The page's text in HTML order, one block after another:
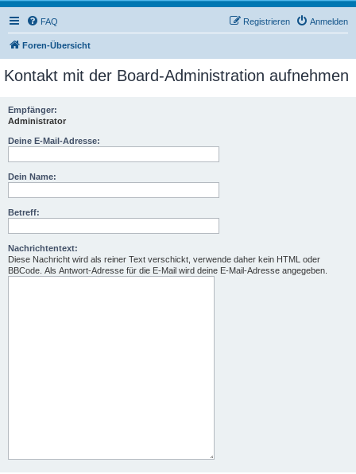
FAQ Anmelden
Registrieren
Foren-Übersicht
Kontakt mit der Board-Administration aufnehmen
Empfänger:
Administrator
Deine E-Mail-Adresse:
Dein Name:
Betreff:
Nachrichtentext:
Diese Nachricht wird als reiner Text verschickt, verwende daher kein HTML oder
BBCode. Als Antwort-Adresse für die E-Mail wird deine E-Mail-Adresse angegeben.